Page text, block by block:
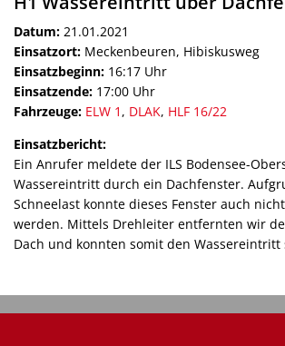
Datum: 21.01.2021
Einsatzort: Meckenbeuren, Hibiskusweg
Einsatzbeginn: 16:17 Uhr
Einsatzende: 17:00 Uhr
Fahrzeuge: ELW 1 , DLAK, HLF 16/22
Einsatzbericht:
Ein Anrufer meldete der ILS Bodensee-
Wassereintritt durch ein Dachfenster.
Schneelast konnte dieses Fenster auch
werden. Mittels Drehleiter entfernten wir
Dach und konnten somit den Wassereintritt